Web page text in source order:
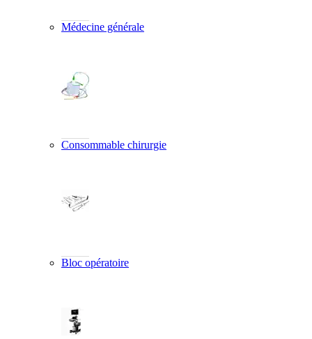
Médecine générale
Consommable chirurgie
Bloc opératoire